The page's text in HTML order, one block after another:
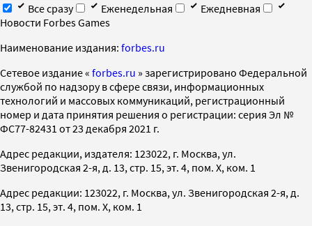
Все сразу
Еженедельная
Ежедневная
Новости Forbes Games
Наименование издания: forbes.ru
Cетевое издание « forbes.ru » зарегистрировано Федеральной
службой по надзору в сфере связи, информационных
технологий и массовых коммуникаций, регистрационный
номер и дата принятия решения о регистрации: серия Эл №
ФС77-82431 от 23 декабря 2021 г.
Адрес редакции, издателя: 123022, г. Москва, ул.
Звенигородская 2-я, д. 13, стр. 15, эт. 4, пом. X, ком. 1
Адрес редакции: 123022, г. Москва, ул. Звенигородская 2-я, д.
13, стр. 15, эт. 4, пом. X, ком. 1